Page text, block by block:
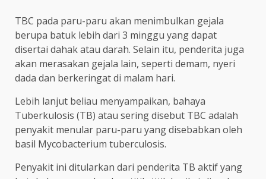
TBC pada paru-paru akan menimbulkan gejala
berupa batuk lebih dari 3 minggu yang dapat
disertai dahak atau darah. Selain itu, penderita juga
akan merasakan gejala lain, seperti demam, nyeri
dada dan berkeringat di malam hari.
Lebih lanjut beliau menyampaikan, bahaya
Tuberkulosis (TB) atau sering disebut TBC adalah
penyakit menular paru-paru yang disebabkan oleh
basil Mycobacterium tuberculosis.
Penyakit ini ditularkan dari penderita TB aktif yang